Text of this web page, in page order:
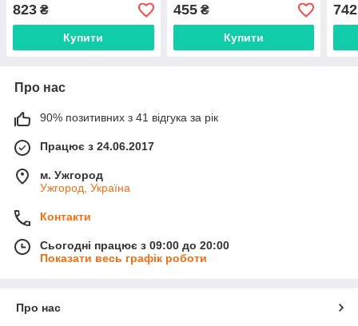
823 ₴
Купити
455₴
Купити
742
Про нас
90% позитивних з 41 відгука за рік
Працює з 24.06.2017
м. Ужгород
Ужгород, Україна
Контакти
Сьогодні працює з 09:00 до 20:00
Показати весь графік роботи
Про нас